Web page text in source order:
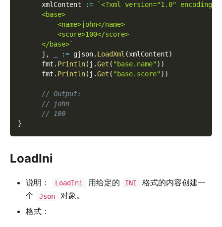
      xmlContent
:=
`<?xml version="1.0"
      <base>
          <name>john</name>
          <score>100</score>
      </base>`
      j
, := gjson. LoadXml (xmlContent)
      fmt
. Println( j .Get ( "base.name") )
      fmt
. Println( j .Get ( "base.score") )
// Output:
// john
// 100
}
LoadIni
说明： LoadIni 用给定的 INI
格式的内容创建一
个
Json
对象。
格式：